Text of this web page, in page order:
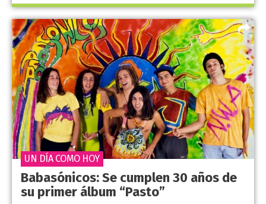
Babasónicos: Se cumplen 30 años de
su primer álbum “Pasto”
UN DÍA COMO HOY